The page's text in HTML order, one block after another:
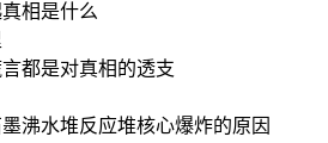
相是什么
都是对真相的透支
沸水堆反应堆核心爆炸的原因